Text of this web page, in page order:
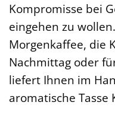
Kompromisse bei
eingehen zu
Morgenkaffee, die
Nachmittag oder
liefert Ihnen im
aromatische Tasse